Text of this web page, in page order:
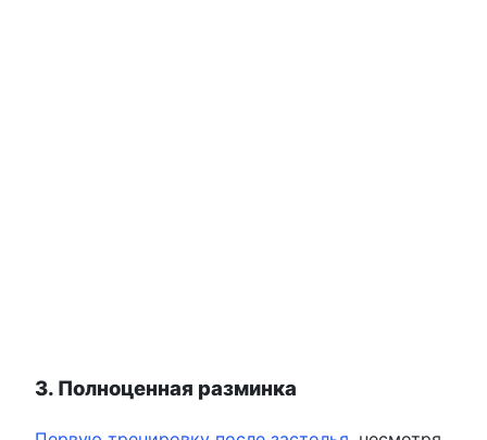
3. Полноценная разминка